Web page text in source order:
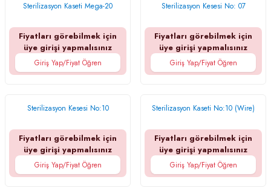
Sterilizasyon Kaseti Mega-20
Fiyatları görebilmek için
üye girişi yapmalısınız
Giriş Yap/Fiyat Öğren
Sterilizasyon Kesesi No: 07
Fiyatları görebilmek için
üye girişi yapmalısınız
Giriş Yap/Fiyat Öğren
Sterilizasyon Kesesi No:10
Fiyatları görebilmek için
üye girişi yapmalısınız
Giriş Yap/Fiyat Öğren
Sterilizasyon Kaseti No:10 (Wire)
Fiyatları görebilmek için
üye girişi yapmalısınız
Giriş Yap/Fiyat Öğren